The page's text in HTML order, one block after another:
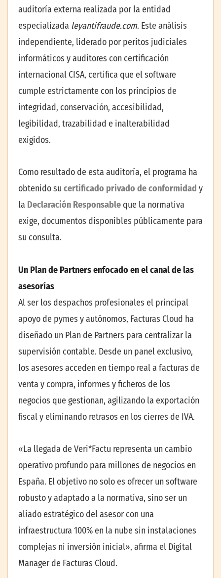
auditoría externa realizada por la entidad
especializada leyantifraude.com. Este análisis
independiente, liderado por peritos judiciales
informáticos y auditores con certificación
internacional CISA, certifica que el software
cumple estrictamente con los principios de
integridad, conservación, accesibilidad,
legibilidad, trazabilidad e inalterabilidad
exigidos.
Como resultado de esta auditoría, el programa ha
obtenido su certificado privado de conformidad y
la Declaración Responsable que la normativa
exige, documentos disponibles públicamente para
su consulta.
Un Plan de Partners enfocado en el canal de las
asesorías
Al ser los despachos profesionales el principal
apoyo de pymes y autónomos, Facturas Cloud ha
diseñado un Plan de Partners para centralizar la
supervisión contable. Desde un panel exclusivo,
los asesores acceden en tiempo real a facturas de
venta y compra, informes y ficheros de los
negocios que gestionan, agilizando la exportación
fiscal y eliminando retrasos en los cierres de IVA.
«La llegada de Veri*Factu representa un cambio
operativo profundo para millones de negocios en
España. El objetivo no solo es ofrecer un software
robusto y adaptado a la normativa, sino ser un
aliado estratégico del asesor con una
infraestructura 100% en la nube sin instalaciones
complejas ni inversión inicial», afirma el Digital
Manager de Facturas Cloud.